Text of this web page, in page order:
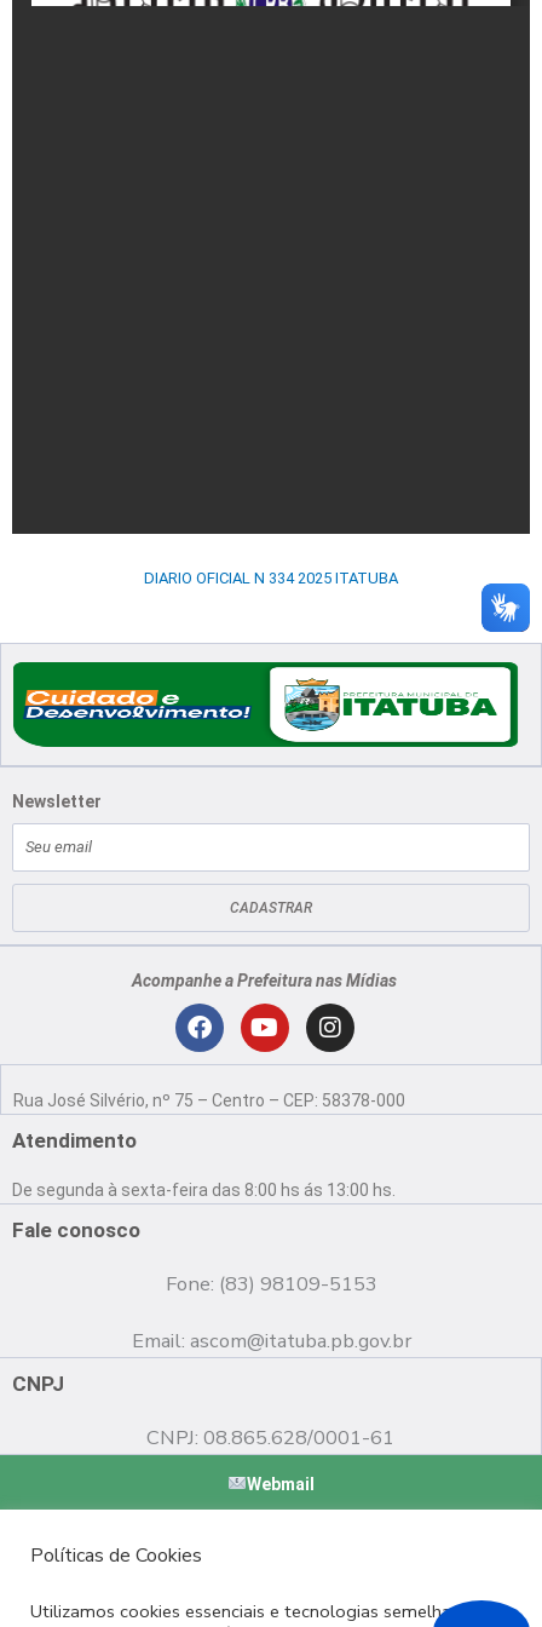
DIARIO OFICIAL N 334 2025 ITATUBA
Newsletter
mail
CADASTRAR
Acompanhe a Prefeitura nas Mídias
F
c
o
o
Y
u
b
e
I
n
s
g
r
Rua José Silvério, nº 75 – Centro – CEP: 58378-000
Atendimento
De segunda à sexta-feira das 8:00 hs ás 13:00 hs.
Fale conosco
Fone: (83) 98109-5153
Email: ascom@itatuba.pb.gov.br
CNPJ
CNPJ: 08.865.628/0001-61
Webmail
Políticas de Cookies
Utilizamos cookies essenciais e tecnologias semelhantes de